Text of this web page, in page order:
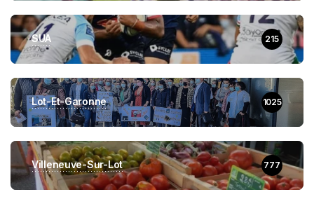
SUA 215
Lot-Et-Garonne 1025
Villeneuve-Sur-Lot 777